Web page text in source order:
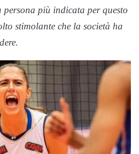
persona più indicata per questo
stimolante che la società ha